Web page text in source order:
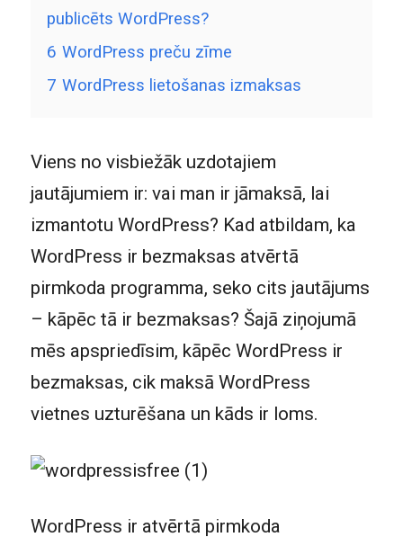
publicēts WordPress?
6 WordPress preču zīme
7 WordPress lietošanas izmaksas
Viens no visbiežāk uzdotajiem
jautājumiem ir: vai man ir jāmaksā, lai
izmantotu WordPress? Kad atbildam, ka
WordPress ir bezmaksas atvērtā
pirmkoda programma, seko cits jautājums
– kāpēc tā ir bezmaksas? Šajā ziņojumā
mēs apspriedīsim, kāpēc WordPress ir
bezmaksas, cik maksā WordPress
vietnes uzturēšana un kāds ir loms.
WordPress ir atvērtā pirmkoda